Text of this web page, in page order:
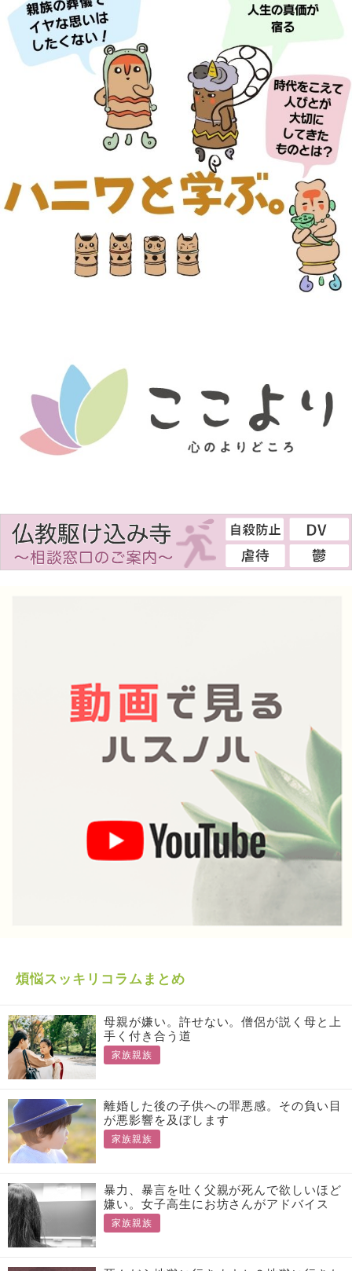
煩悩スッキリコラムまとめ
母親が嫌い。許せない。僧侶が説く母と上
手く付き合う道
家族親族
離婚した後の子供への罪悪感。その負い目
が悪影響を及ぼします
家族親族
暴力、暴言を吐く父親が死んで欲しいほど
嫌い。女子高生にお坊さんがアドバイス
家族親族